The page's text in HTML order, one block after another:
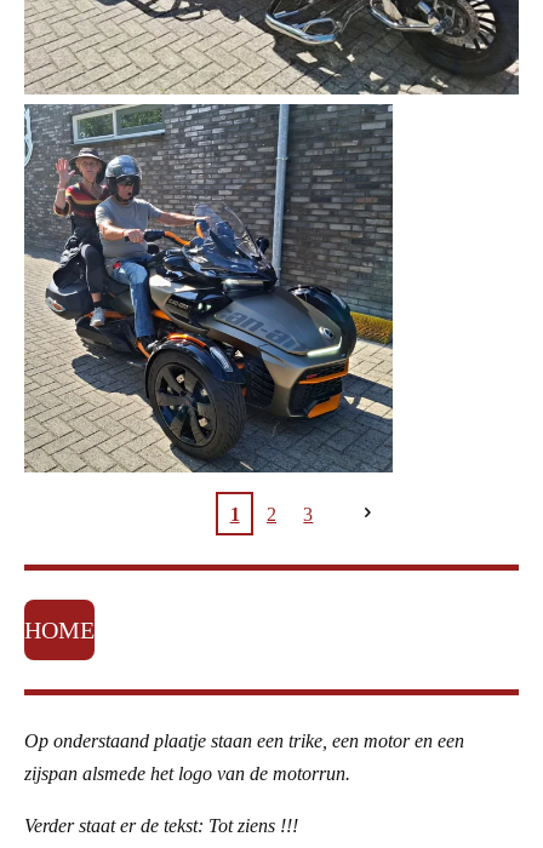
1 2 3
HOME
Op onderstaand plaatje staan een trike, een motor en een
zijspan alsmede het logo van de motorrun.
Verder staat er de tekst: Tot ziens !!!